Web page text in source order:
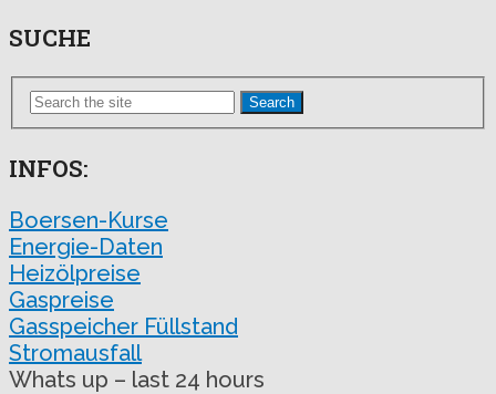
SUCHE
Search
INFOS:
Boersen-Kurse
Energie-Daten
Heizölpreise
Gaspreise
Gasspeicher Füllstand
Stromausfall
Whats up – last 24 hours